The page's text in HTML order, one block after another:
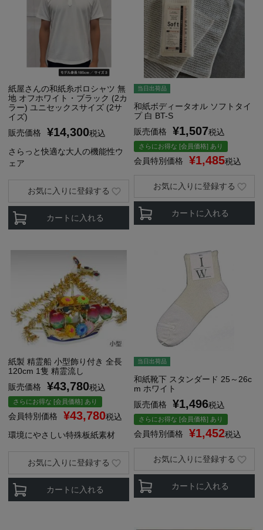
紙屋さんの和紙糸ポロシャツ 無
地 オフホワイト・ブラック (2カ
ラー) ユニセックスサイズ (2サ
イズ)
販売価格
¥14,300税込
さらっと快適な大人の機能性ウ
ェア
カートに入れる
お気に入りに登録する
当日出荷品
和紙ボディータオル ソフトタイ
プ 白 BT-S
販売価格
¥1,507税込
さらにお得な [会員価格] あり
会員特別価格 ¥1,485税込
カートに入れる
お気に入りに登録する
紙製 精霊船 小型飾り付き 全長
120cm 1隻 精霊流し
販売価格
¥43,780税込
さらにお得な [会員価格] あり
会員特別価格 ¥43,780税込
環境にやさしい特殊板紙素材
カートに入れる
お気に入りに登録する
当日出荷品
和紙靴下 スタンダード 25～26c
m ホワイト
販売価格
¥1,496税込
さらにお得な [会員価格] あり
会員特別価格 ¥1,452税込
カートに入れる
お気に入りに登録する